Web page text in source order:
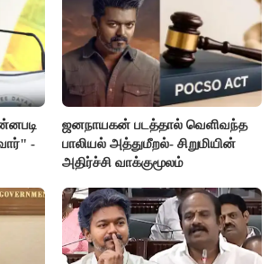
-
ஜனநாயகன் படத்தால் வெளிவந்த
பாலியல் அத்துமீறல்- சிறுமியின்
அதிர்ச்சி வாக்குமூலம்